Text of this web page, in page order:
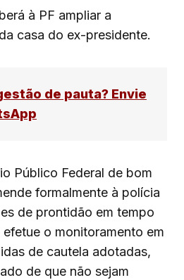
à PF ampliar a
casa do ex-presidente.
de pauta? Envie
Público Federal de bom
formalmente à polícia
de prontidão em tempo
o monitoramento em
de cautela adotadas,
de que não sejam